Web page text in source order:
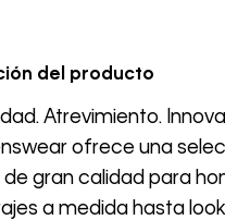
del producto
Atrevimiento.
ofrece una
gran calidad para
a medida hasta